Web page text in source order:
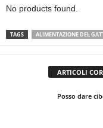
No products found.
TAGS ALIMENTAZIONE DEL
ARTICOLI
Posso dare